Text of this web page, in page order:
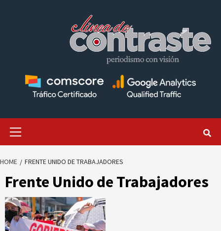
HOME FRENTE UNIDO DE TRABAJADORES
Frente Unido de Trabajadores